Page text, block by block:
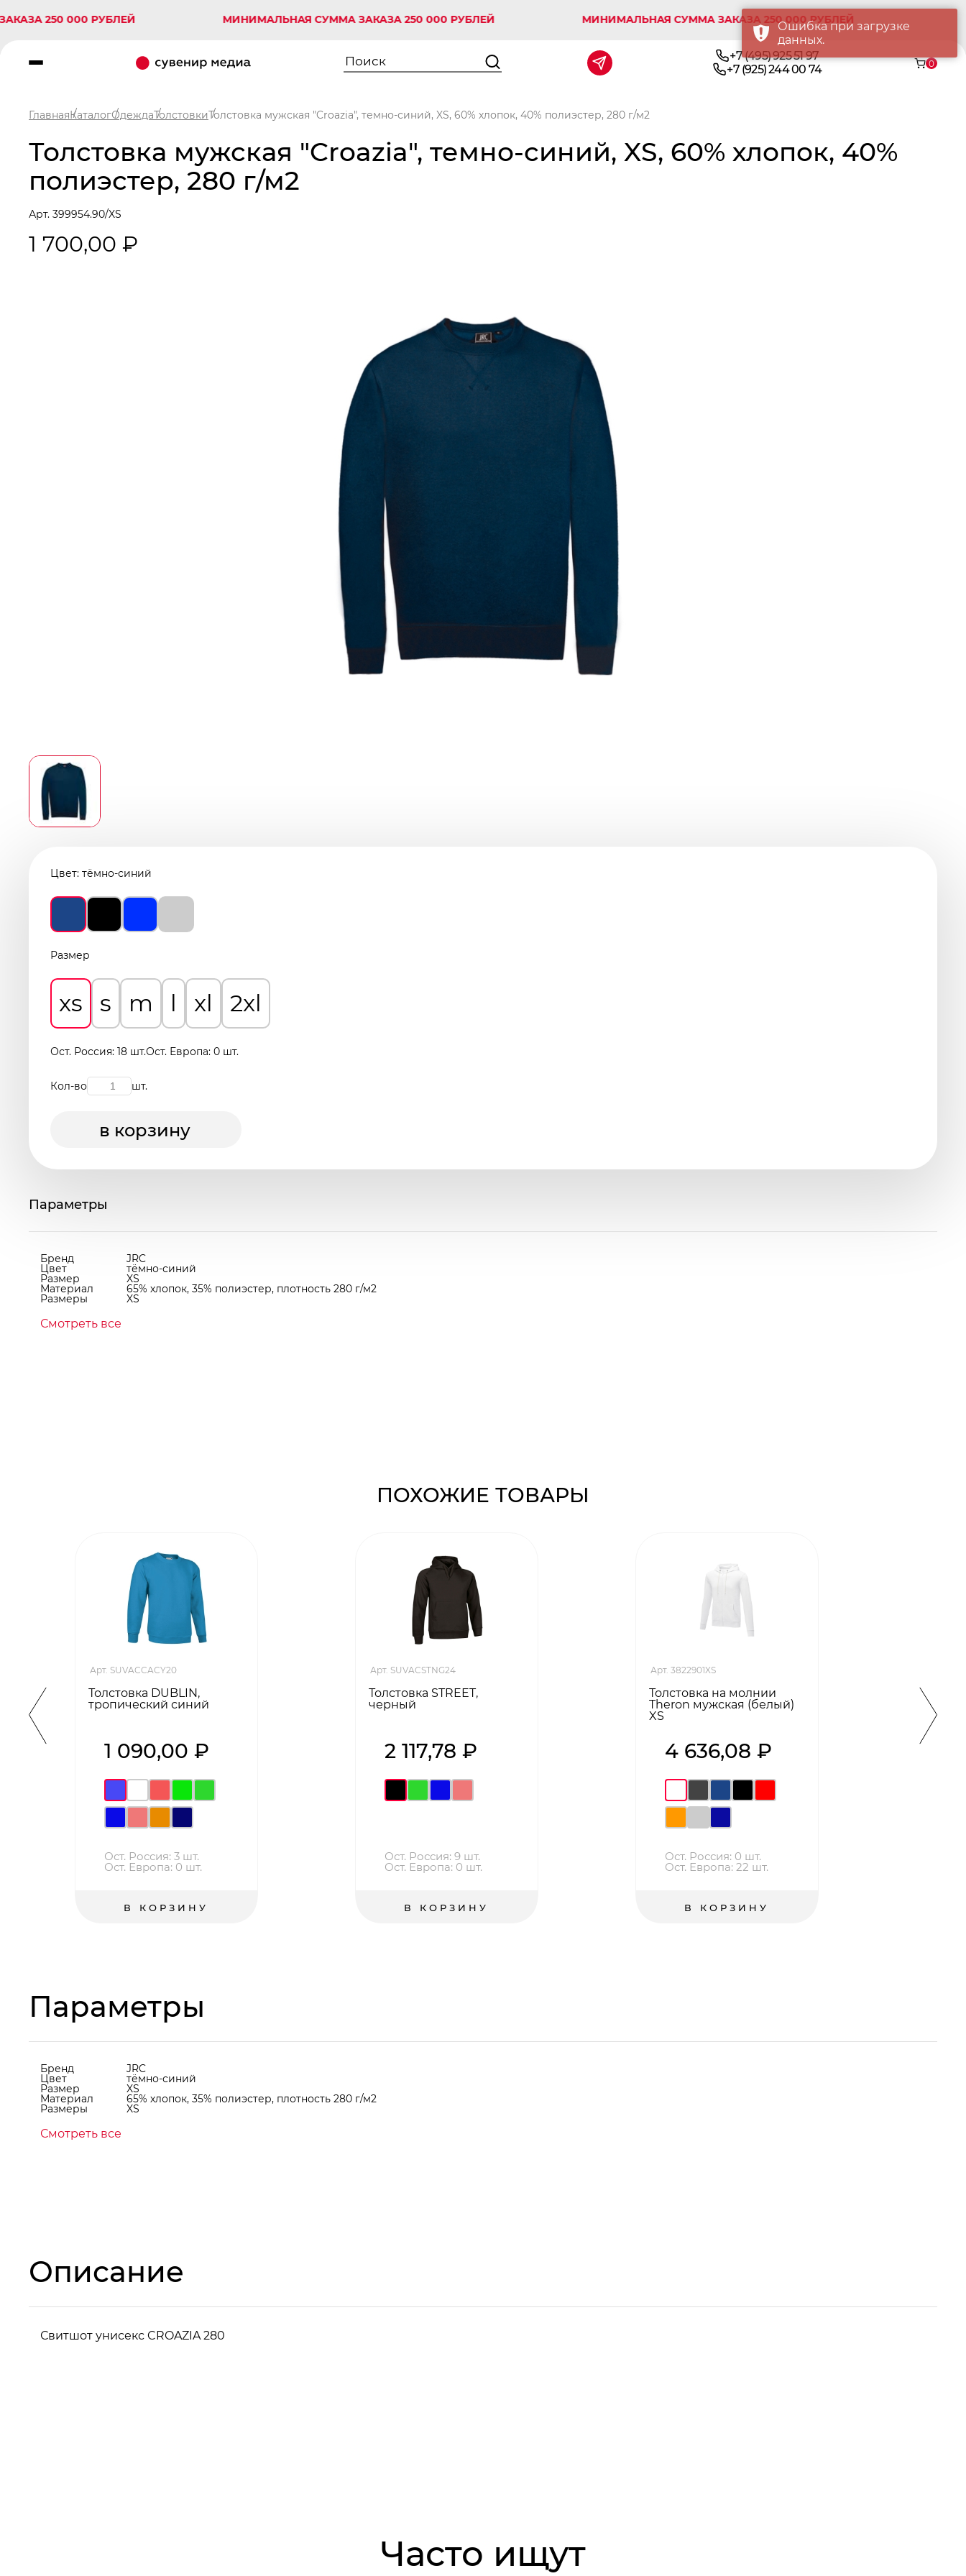
000 РУБЛЕЙ МИНИМАЛЬНАЯ СУММА ЗАКАЗА 250 000 РУБЛЕЙ МИНИМАЛЬНАЯ СУММА ЗАКАЗА 250 000 РУБЛЕЙ
+7 (495) 925 51 97
+7 (925) 244 00 74
0
ГлавнаяКаталогОдеждаТолстовкиТолстовка мужская "Croazia", темно-синий, XS, 60% хлопок, 40% полиэстер, 280 г/м2
Толстовка мужская "Croazia", темно-синий, XS, 60% хлопок, 40%
полиэстер, 280 г/м2
Арт. 399954.90/XS
1 700,00 ₽
Цвет: тёмно-синий
Размер
xs s m l xl 2xl
Ост. Россия: 18 шт.Ост. Европа: 0 шт.
Кол-во шт.
в корзину
Параметры
Бренд JRC
Цвет тёмно-синий
Размер XS
Материал 65% хлопок, 35% полиэстер, плотность 280 г/м2
Размеры XS
Смотреть все
ПОХОЖИЕ ТОВАРЫ
Арт. SUVACCACY20
Толстовка DUBLIN,
тропический синий
1 090,00 ₽
Ост. Россия: 3 шт.
Ост. Европа: 0 шт.
В КОРЗИНУ
Арт. SUVACSTNG24
Толстовка STREET,
черный
2 117,78 ₽
Ост. Россия: 9 шт.
Ост. Европа: 0 шт.
В КОРЗИНУ
Арт. 3822901XS
Толстовка на молнии
Theron мужская (белый)
XS
4 636,08 ₽
Ост. Россия: 0 шт.
Ост. Европа: 22 шт.
В КОРЗИНУ
Параметры
Бренд JRC
Цвет тёмно-синий
Размер XS
Материал 65% хлопок, 35% полиэстер, плотность 280 г/м2
Размеры XS
Смотреть все
Описание
Свитшот унисекс CROAZIA 280
Часто ищут
Ошибка при загрузке
данных.